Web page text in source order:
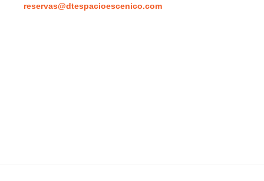
reservas@dtespacioescenico.com